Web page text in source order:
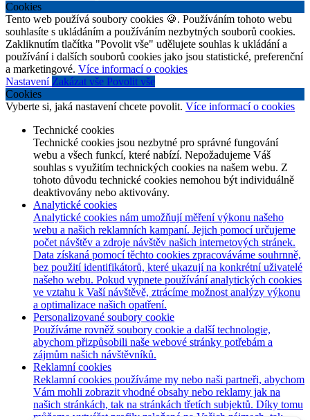
Cookies
Tento web používá soubory cookies 🍪. Používáním tohoto webu
souhlasíte s ukládáním a používáním nezbytných souborů cookies.
Zakliknutím tlačítka "Povolit vše" udělujete souhlas k ukládání a
používání i dalších souborů cookies jako jsou statistické, preferenční
a marketingové. Více informací o cookies
Nastavení Zakázat vše Povolit vše
Cookies
Vyberte si, jaká nastavení chcete povolit. Více informací o cookies
Technické cookies
Technické cookies jsou nezbytné pro správné fungování
webu a všech funkcí, které nabízí. Nepožadujeme Váš
souhlas s využitím technických cookies na našem webu. Z
tohoto důvodu technické cookies nemohou být individuálně
deaktivovány nebo aktivovány.
Analytické cookies
Analytické cookies nám umožňují měření výkonu našeho
webu a našich reklamních kampaní. Jejich pomocí určujeme
počet návštěv a zdroje návštěv našich internetových stránek.
Data získaná pomocí těchto cookies zpracováváme souhrnně,
bez použití identifikátorů, které ukazují na konkrétní uživatelé
našeho webu. Pokud vypnete používání analytických cookies
ve vztahu k Vaší návštěvě, ztrácíme možnost analýzy výkonu
a optimalizace našich opatření.
Personalizované soubory cookie
Používáme rovněž soubory cookie a další technologie,
abychom přizpůsobili naše webové stránky potřebám a
zájmům našich návštěvníků.
Reklamní cookies
Reklamní cookies používáme my nebo naši partneři, abychom
Vám mohli zobrazit vhodné obsahy nebo reklamy jak na
našich stránkách, tak na stránkách třetích subjektů. Díky tomu
můžeme vytvářet profily založené na Vašich zájmech, tak